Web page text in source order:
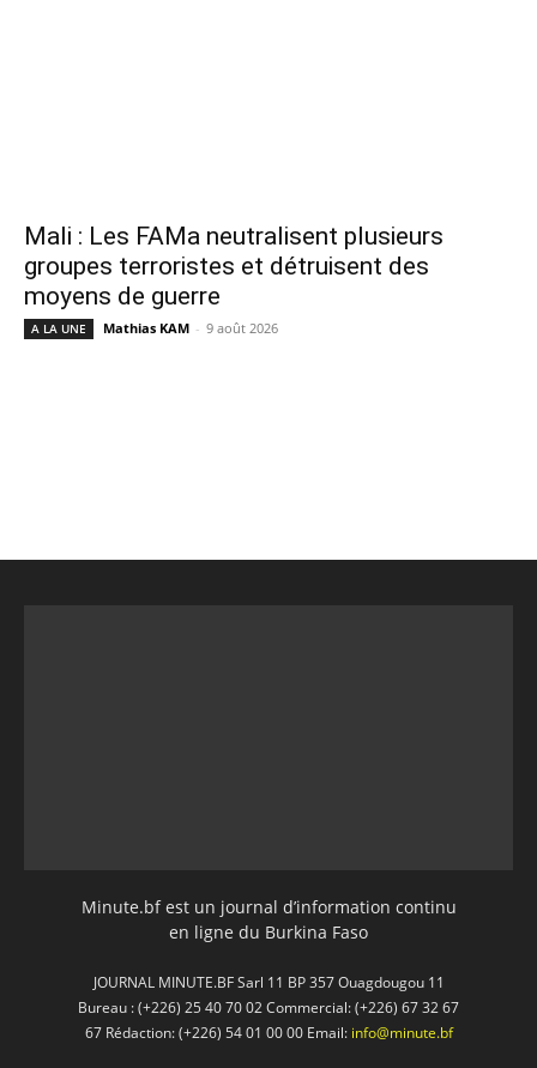
Mali : Les FAMa neutralisent plusieurs
groupes terroristes et détruisent des
moyens de guerre
A LA UNE Mathias KAM - 9 août 2026
Minute.bf est un journal d’information continu
en ligne du Burkina Faso
JOURNAL MINUTE.BF Sarl 11 BP 357 Ouagdougou 11
Bureau : (+226) 25 40 70 02 Commercial: (+226) 67 32 67
67 Rédaction: (+226) 54 01 00 00 Email: info@minute.bf